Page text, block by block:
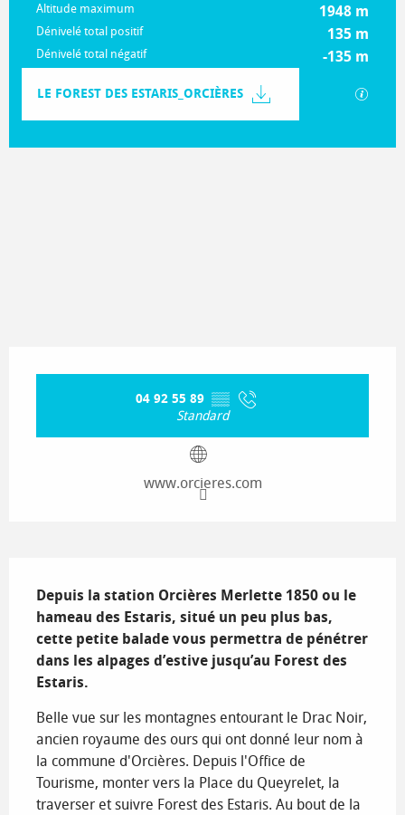
Altitude maximum 1948 m
Dénivelé total positif 135 m
Dénivelé total négatif -135 m
LE FOREST DES ESTARIS_ORCIÈRES
04 92 55 89 ▒▒
Standard
www.orcieres.com
Depuis la station Orcières Merlette 1850 ou le
hameau des Estaris, situé un peu plus bas,
cette petite balade vous permettra de pénétrer
dans les alpages d’estive jusqu’au Forest des
Estaris.
Belle vue sur les montagnes entourant le Drac Noir,
ancien royaume des ours qui ont donné leur nom à
la commune d'Orcières. Depuis l'Office de
Tourisme, monter vers la Place du Queyrelet, la
traverser et suivre Forest des Estaris. Au bout de la